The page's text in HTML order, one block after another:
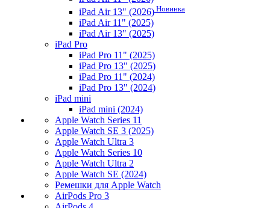
iPad Air 13" (2026) Новинка
iPad Air 11" (2025)
iPad Air 13" (2025)
iPad Pro
iPad Pro 11" (2025)
iPad Pro 13" (2025)
iPad Pro 11" (2024)
iPad Pro 13" (2024)
iPad mini
iPad mini (2024)
Apple Watch Series 11
Apple Watch SE 3 (2025)
Apple Watch Ultra 3
Apple Watch Series 10
Apple Watch Ultra 2
Apple Watch SE (2024)
Ремешки для Apple Watch
AirPods Pro 3